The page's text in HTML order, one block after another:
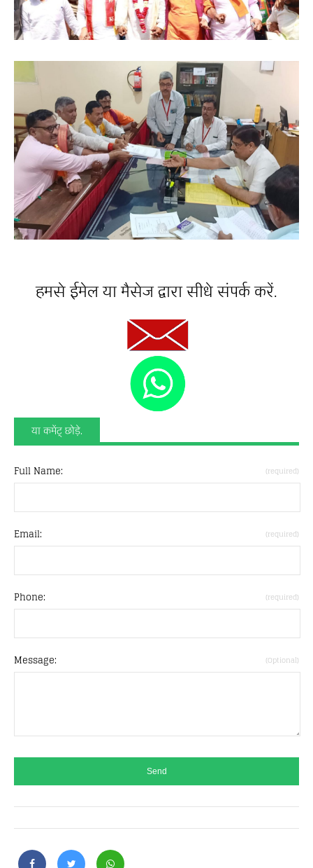
हमसे ईमेल या मैसेज द्वारा सीधे संपर्क करें.
या कमेंट् छोड़े.
Full Name: (required)
Email: (required)
Phone: (required)
Message: (Optional)